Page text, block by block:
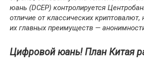
юань (DCEP) контролируется
отличие от классических криптовалют,
их главных преимуществ —
Цифровой юань! План Китая